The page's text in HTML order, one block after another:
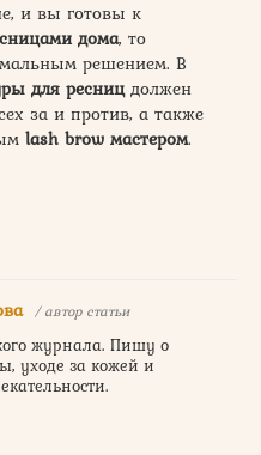
и вы готовы к
дома, то
решением. В
для ресницдолжен
за и против, а также
lash brow мастером.
/ автор статьи
журнала. Пишу о
уходе за кожей и